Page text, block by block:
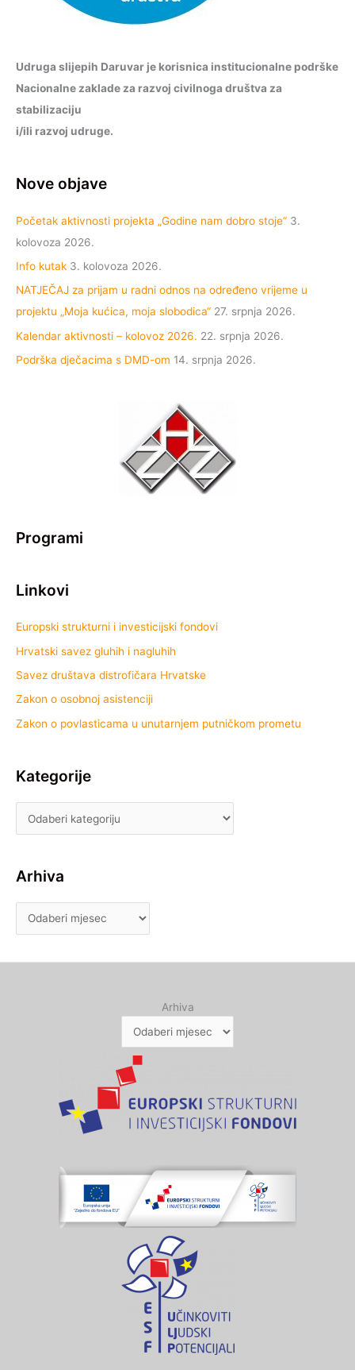
Udruga slijepih Daruvar je korisnica institucionalne podrške
Nacionalne zaklade za razvoj civilnoga društva za
stabilizaciju
i/ili razvoj udruge.
Nove objave
Početak aktivnosti projekta „Godine nam dobro stoje“ 3.
kolovoza 2026.
Info kutak 3. kolovoza 2026.
NATJEČAJ za prijam u radni odnos na određeno vrijeme u
projektu „Moja kućica, moja slobodica“ 27. srpnja 2026.
Kalendar aktivnosti – kolovoz 2026. 22. srpnja 2026.
Podrška dječacima s DMD-om 14. srpnja 2026.
Programi
Linkovi
Europski strukturni i investicijski fondovi
Hrvatski savez gluhih i nagluhih
Savez društava distrofičara Hrvatske
Zakon o osobnoj asistenciji
Zakon o povlasticama u unutarnjem putničkom prometu
Kategorije
Arhiva
Arhiva